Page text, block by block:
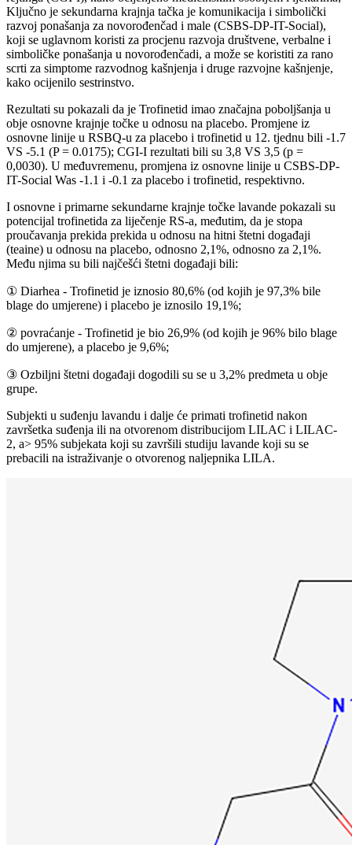
Ključno je sekundarna krajnja tačka je komunikacija i simbolički
razvoj ponašanja za novorođenčad i male (CSBS-DP-IT-Social),
koji se uglavnom koristi za procjenu razvoja društvene, verbalne i
simboličke ponašanja u novorođenčadi, a može se koristiti za rano
scrti za simptome razvodnog kašnjenja i druge razvojne kašnjenje,
kako ocijenilo sestrinstvo.
Rezultati su pokazali da je Trofinetid imao značajna poboljšanja u
obje osnovne krajnje točke u odnosu na placebo. Promjene iz
osnovne linije u RSBQ-u za placebo i trofinetid u 12. tjednu bili -1.7
VS -5.1 (P = 0.0175); CGI-I rezultati bili su 3,8 VS 3,5 (p =
0,0030). U međuvremenu, promjena iz osnovne linije u CSBS-DP-
IT-Social Was -1.1 i -0.1 za placebo i trofinetid, respektivno.
I osnovne i primarne sekundarne krajnje točke lavande pokazali su
potencijal trofinetida za liječenje RS-a, međutim, da je stopa
proučavanja prekida prekida u odnosu na hitni štetni događaji
(teaine) u odnosu na placebo, odnosno 2,1%, odnosno za 2,1%.
Među njima su bili najčešći štetni događaji bili:
① Diarhea - Trofinetid je iznosio 80,6% (od kojih je 97,3% bile
blage do umjerene) i placebo je iznosilo 19,1%;
② povraćanje - Trofinetid je bio 26,9% (od kojih je 96% bilo blage
do umjerene), a placebo je 9,6%;
③ Ozbiljni štetni događaji dogodili su se u 3,2% predmeta u obje
grupe.
Subjekti u suđenju lavandu i dalje će primati trofinetid nakon
završetka suđenja ili na otvorenom distribucijom LILAC i LILAC-
2, a> 95% subjekata koji su završili studiju lavande koji su se
prebacili na istraživanje o otvorenog naljepnika LILA.